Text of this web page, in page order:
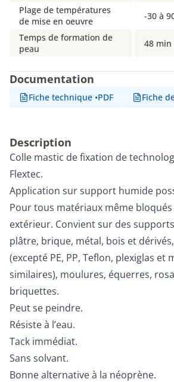
Plage de températures
de mise en oeuvre
-30 à
Temps de formation de
peau
48 min
Documentation
Fiche technique •PDF Fiche
Description
Colle mastic de fixation de
Flextec.
Application sur support humide
Pour tous matériaux même
extérieur. Convient sur des
plâtre, brique, métal, bois et
(excepté PE, PP, Teflon, plexiglas et
similaires), moulures, équerres,
briquettes.
Peut se peindre.
Résiste à l’eau.
Tack immédiat.
Sans solvant.
Bonne alternative à la néoprène.